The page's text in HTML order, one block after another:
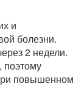
и
болезни.
2 недели.
поэтому
повышенном